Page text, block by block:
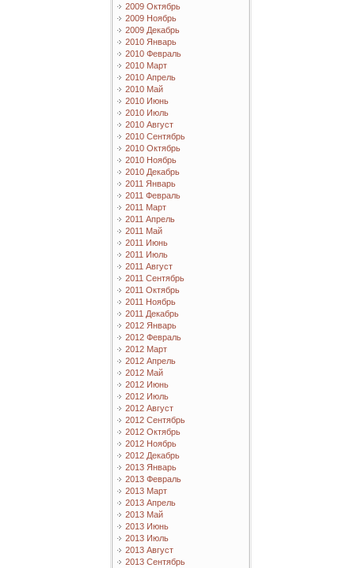
2009 Октябрь
2009 Ноябрь
2009 Декабрь
2010 Январь
2010 Февраль
2010 Март
2010 Апрель
2010 Май
2010 Июнь
2010 Июль
2010 Август
2010 Сентябрь
2010 Октябрь
2010 Ноябрь
2010 Декабрь
2011 Январь
2011 Февраль
2011 Март
2011 Апрель
2011 Май
2011 Июнь
2011 Июль
2011 Август
2011 Сентябрь
2011 Октябрь
2011 Ноябрь
2011 Декабрь
2012 Январь
2012 Февраль
2012 Март
2012 Апрель
2012 Май
2012 Июнь
2012 Июль
2012 Август
2012 Сентябрь
2012 Октябрь
2012 Ноябрь
2012 Декабрь
2013 Январь
2013 Февраль
2013 Март
2013 Апрель
2013 Май
2013 Июнь
2013 Июль
2013 Август
2013 Сентябрь